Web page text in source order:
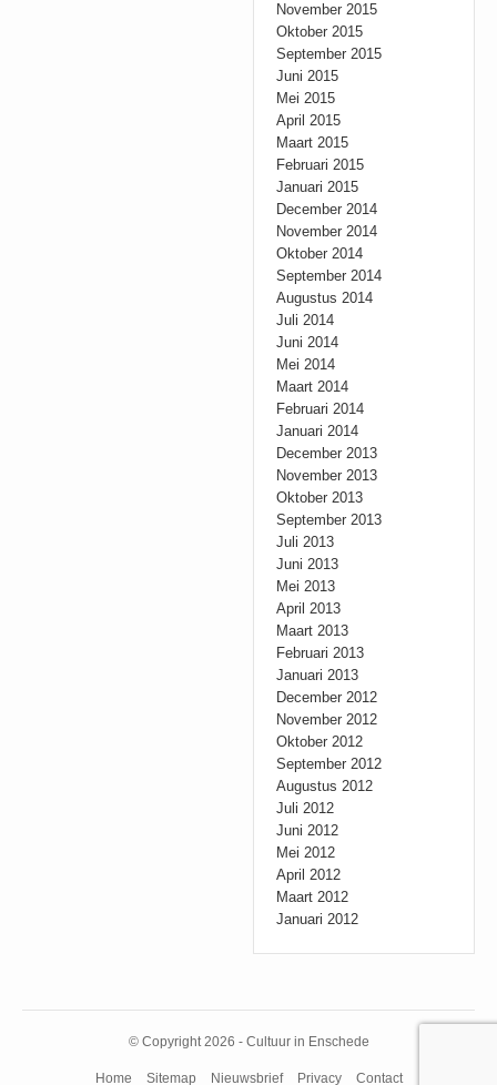
November 2015
Oktober 2015
September 2015
Juni 2015
Mei 2015
April 2015
Maart 2015
Februari 2015
Januari 2015
December 2014
November 2014
Oktober 2014
September 2014
Augustus 2014
Juli 2014
Juni 2014
Mei 2014
Maart 2014
Februari 2014
Januari 2014
December 2013
November 2013
Oktober 2013
September 2013
Juli 2013
Juni 2013
Mei 2013
April 2013
Maart 2013
Februari 2013
Januari 2013
December 2012
November 2012
Oktober 2012
September 2012
Augustus 2012
Juli 2012
Juni 2012
Mei 2012
April 2012
Maart 2012
Januari 2012
© Copyright 2026 - Cultuur in Enschede
Home Sitemap Nieuwsbrief Privacy Contact